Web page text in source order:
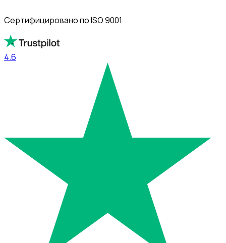
Сертифицировано по ISO 9001
4.6